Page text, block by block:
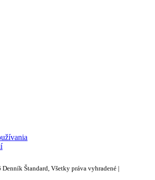
Denník Štandard, Všetky práva vyhradené |